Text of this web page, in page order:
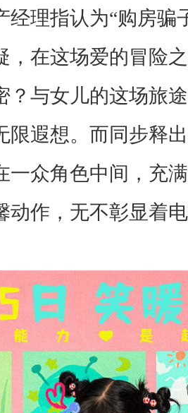
经理指认为“购房骗
，在这场爱的冒险
？与女儿的这场旅
限遐想。而同步释
一众角色中间，充
动作，无不彰显着